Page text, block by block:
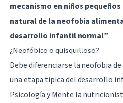
mecanismo en niños
natural de la neofobia
desarrollo infantil normal”.
¿Neofóbico o quisquilloso?
Debe diferenciarse la neofobia
una etapa típica del desarrollo
Psicología y Mente la